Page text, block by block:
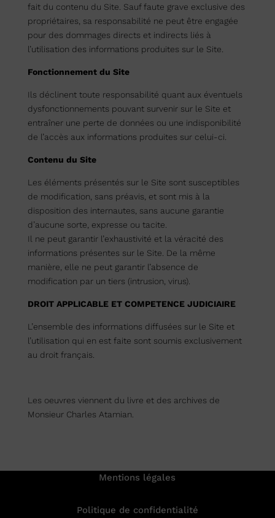
fait du contenu du Site. Sauf faute grave exclusive des
propriétaires, sa responsabilité ne peut être engagée
pour des dommages directs et indirects liés à
l’utilisation des informations produites sur le Site.
Fonctionnement du Site
Ils déclinent toute responsabilité quant aux éventuels
dysfonctionnements pouvant survenir sur le Site et
entraîner une perte de données ou une indisponibilité
de l’accès aux informations produites sur celui-ci.
Contenu du Site
Les éléments présentés sur le Site sont susceptibles
de modification, sans préavis, et sont mis à la
disposition des internautes, sans aucune garantie
d’aucune sorte, expresse ou tacite.
Il ne peut garantir l’exhaustivité et la véracité des
informations présentes sur le Site. De la même
manière, elle ne peut garantir l’absence de
modification par un tiers (intrusion, virus).
DROIT APPLICABLE ET COMPETENCE JUDICIAIRE
L’ensemble des informations diffusées sur le Site et
l’utilisation qui en est faite sont soumis exclusivement
au droit français.
Les oeuvres viennent du livre et des archives de
Monsieur Charles Atamian.
Mentions légales
Politique de confidentialité